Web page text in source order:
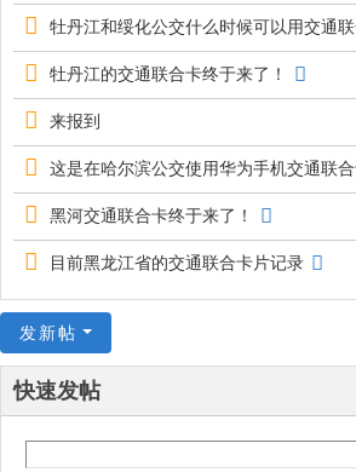
牡丹江和绥化公交什么时候可以用交通联
牡丹江的交通联合卡终于来了！
来报到
这是在哈尔滨公交使用华为手机交通联
黑河交通联合卡终于来了！
目前黑龙江省的交通联合卡片记录
发新帖
快速发帖